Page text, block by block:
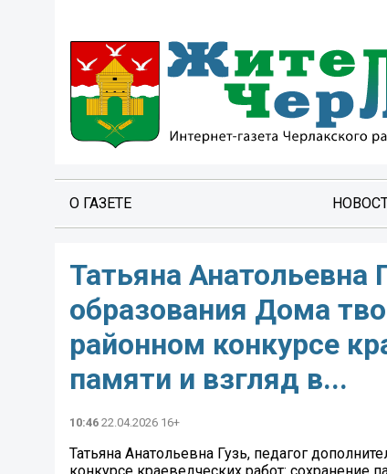
О ГАЗЕТЕ
Татьяна Анатольевна
образования Дома
районном конкурсе
памяти и взгляд в...
10:46 22.04.2026 16+
Татьяна Анатольевна Гузь, педагог